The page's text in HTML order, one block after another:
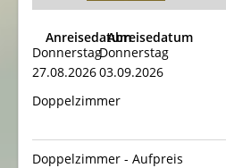
AnreisedatumAbreisedatum
Donnerstag
27.08.2026
Donnerstag
03.09.2026
Doppelzimmer
Doppelzimmer - Aufpreis